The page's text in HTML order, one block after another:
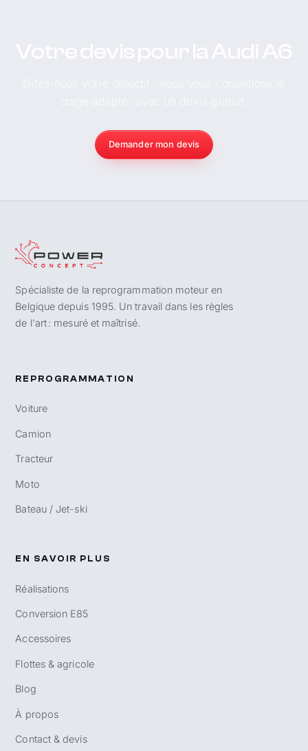
Demander mon devis
Spécialiste de la reprogrammation moteur en
Belgique depuis 1995. Un travail dans les règles
de l'art : mesuré et maîtrisé.
REPROGRAMMATION
Voiture
Camion
Tracteur
Moto
Bateau / Jet-ski
EN SAVOIR PLUS
Réalisations
Conversion E85
Accessoires
Flottes & agricole
Blog
À propos
Contact & devis